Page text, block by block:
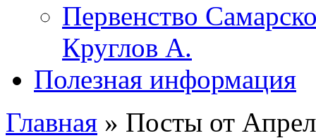
Первенство
Круглов А.
Полезная информация
Главная » Посты от